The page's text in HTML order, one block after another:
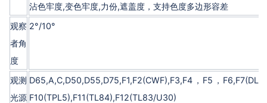
沾色牢度,变色牢度,力份,遮盖度，支持色度多边形容差
观察
者角
度
2°/10°
观测
光源
D65,A,C,D50,D55,D75,F1,F2(CWF),F3,F4，F5，
F10(TPL5),F11(TL84),F12(TL83/U30)